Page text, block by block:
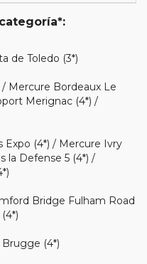
de Toledo (3*)
Mercure Bordeaux Le
Merignac (4*) /
Expo (4*) / Mercure Ivry
la Defense 5 (4*) /
Bridge Fulham Road
(4*)